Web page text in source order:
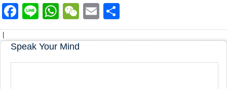
Facebook
LineWhatsApp
WeChat
Email
Speak Your Mind